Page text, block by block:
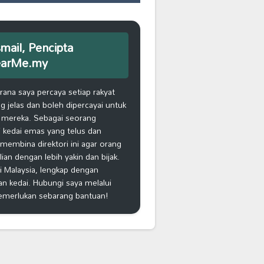
Pencipta
saya percaya setiap rakyat
jelas dan boleh dipercayai untuk
Sebagai seorang
emas yang telus dan
direktori ini agar orang
dengan lebih yakin dan bijak.
lengkap dengan
kedai. Hubungi saya melalui
sebarang bantuan!